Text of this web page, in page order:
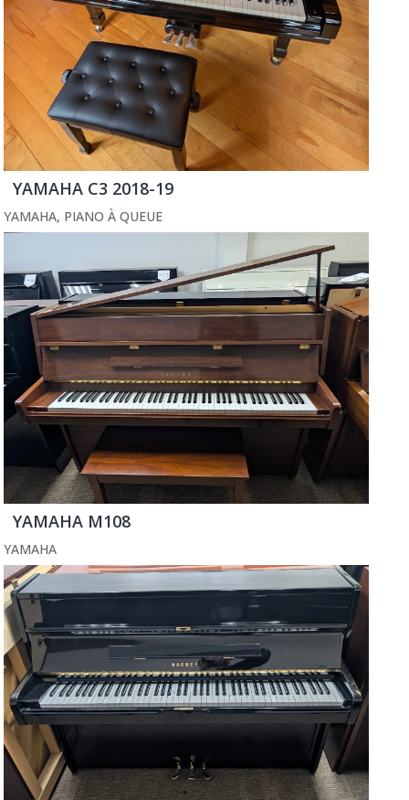
YAMAHA C3 2018-19
YAMAHA, PIANO À QUEUE
YAMAHA M108
YAMAHA